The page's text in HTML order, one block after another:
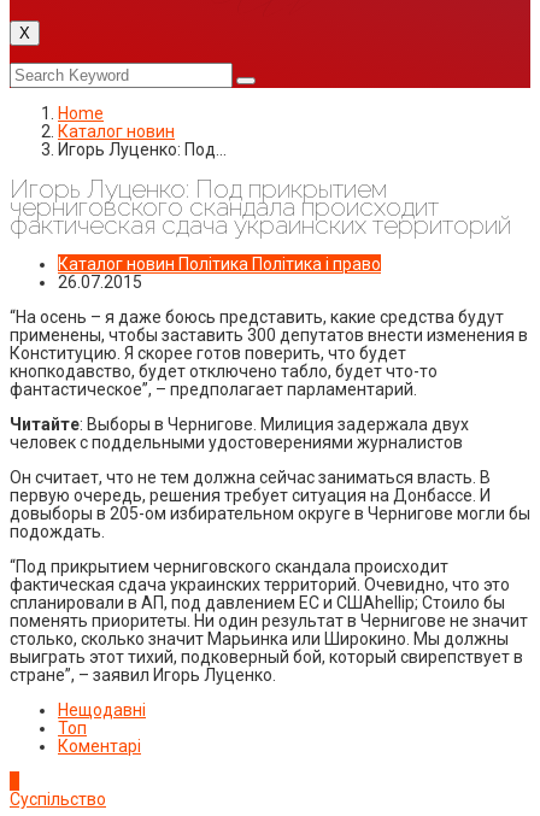
X
Home
Каталог новин
Игорь Луценко: Под…
Игорь Луценко: Под прикрытием
черниговского скандала происходит
фактическая сдача украинских территорий
Каталог новин Політика Політика і право
26.07.2015
“На осень – я даже боюсь представить, какие средства будут
применены, чтобы заставить 300 депутатов внести изменения в
Конституцию. Я скорее готов поверить, что будет
кнопкодавство, будет отключено табло, будет что-то
фантастическое”, – предполагает парламентарий.
Читайте: Выборы в Чернигове. Милиция задержала двух
человек с поддельными удостоверениями журналистов
Он считает, что не тем должна сейчас заниматься власть. В
первую очередь, решения требует ситуация на Донбассе. И
довыборы в 205-ом избирательном округе в Чернигове могли бы
подождать.
“Под прикрытием черниговского скандала происходит
фактическая сдача украинских территорий. Очевидно, что это
спланировали в АП, под давлением ЕС и СШАhellip; Стоило бы
поменять приоритеты. Ни один результат в Чернигове не значит
столько, сколько значит Марьинка или Широкино. Мы должны
выиграть этот тихий, подковерный бой, который свирепствует в
стране”, – заявил Игорь Луценко.
Нещодавні
Топ
Коментарі
Суспільство